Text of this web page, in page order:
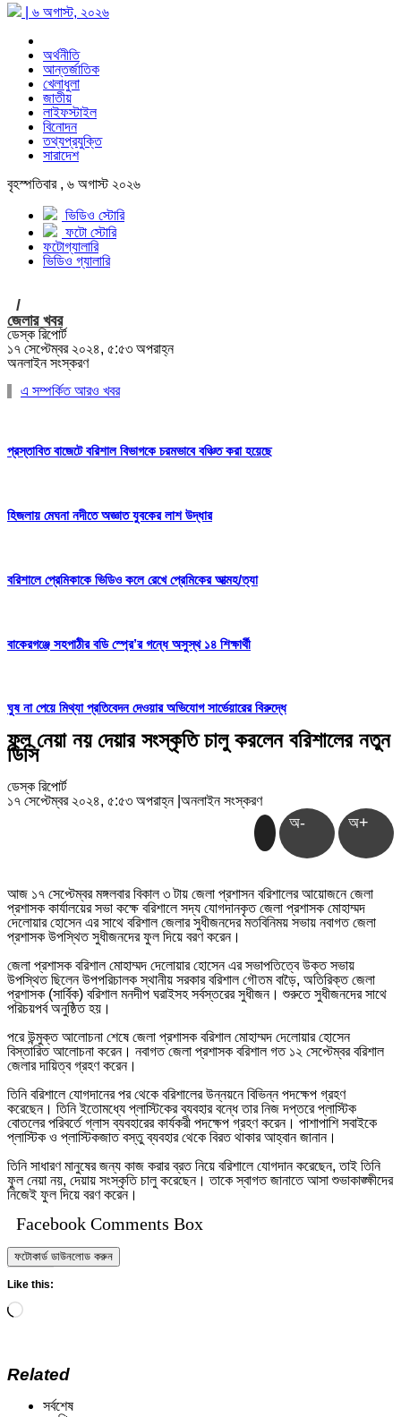
| ৬ অগাস্ট, ২০২৬
অর্থনীতি
আন্তর্জাতিক
খেলাধুলা
জাতীয়
লাইফস্টাইল
বিনোদন
তথ্যপ্রযুক্তি
সারাদেশ
বৃহস্পতিবার , ৬ অগাস্ট ২০২৬
ভিডিও স্টোরি
ফটো স্টোরি
ফটোগ্যালারি
ভিডিও গ্যালারি
/
জেলার খবর
ডেস্ক রিপোর্ট
১৭ সেপ্টেম্বর ২০২৪, ৫:৫৩ অপরাহ্ন
অনলাইন সংস্করণ
এ সম্পর্কিত আরও খবর
প্রস্তাবিত বাজেটে বরিশাল বিভাগকে চরমভাবে বঞ্চিত করা হয়েছে
হিজলায় মেঘনা নদীতে অজ্ঞাত যুবকের লাশ উদ্ধার
বরিশালে প্রেমিকাকে ভিডিও কলে রেখে প্রেমিকের আত্মহ/ত্যা
বাকেরগঞ্জে সহপাঠীর বডি স্প্রে’র গন্ধে অসুস্থ ১৪ শিক্ষার্থী
ঘুষ না পেয়ে মিথ্যা প্রতিবেদন দেওয়ার অভিযোগ সার্ভেয়ারের বিরুদ্ধে
ফুল নেয়া নয় দেয়ার সংস্কৃতি চালু করলেন বরিশালের নতুন
ডিসি
ডেস্ক রিপোর্ট
১৭ সেপ্টেম্বর ২০২৪, ৫:৫৩ অপরাহ্ন অনলাইন সংস্করণ
অ- অ+
আজ ১৭ সেপ্টেম্বর মঙ্গলবার বিকাল ৩ টায় জেলা প্রশাসন বরিশালের আয়োজনে জেলা
প্রশাসক কার্যালয়ের সভা কক্ষে বরিশালে সদ্য যোগদানকৃত জেলা প্রশাসক মোহাম্মদ
দেলোয়ার হোসেন এর সাথে বরিশাল জেলার সুধীজনদের মতবিনিময় সভায় নবাগত জেলা
প্রশাসক উপস্থিত সুধীজনদের ফুল দিয়ে বরণ করেন।
জেলা প্রশাসক বরিশাল মোহাম্মদ দেলোয়ার হোসেন এর সভাপতিত্বে উক্ত সভায়
উপস্থিত ছিলেন উপপরিচালক স্থানীয় সরকার বরিশাল গৌতম বাড়ৈ, অতিরিক্ত জেলা
প্রশাসক (সার্বিক) বরিশাল মনদীপ ঘরাইসহ সর্বস্তরের সুধীজন। শুরুতে সুধীজনদের সাথে
পরিচয়পর্ব অনুষ্ঠিত হয়।
পরে উন্মুক্ত আলোচনা শেষে জেলা প্রশাসক বরিশাল মোহাম্মদ দেলোয়ার হোসেন
বিস্তারিত আলোচনা করেন। নবাগত জেলা প্রশাসক বরিশাল গত ১২ সেপ্টেম্বর বরিশাল
জেলার দায়িত্ব গ্রহণ করেন।
তিনি বরিশালে যোগদানের পর থেকে বরিশালের উন্নয়নে বিভিন্ন পদক্ষেপ গ্রহণ
করেছেন। তিনি ইতোমধ্যে প্লাস্টিকের ব্যবহার বন্ধে তার নিজ দপ্তরে প্লাস্টিক
বোতলের পরিবর্তে গ্লাস ব্যবহারের কার্যকরী পদক্ষেপ গ্রহণ করেন। পাশাপাশি সবাইকে
প্লাস্টিক ও প্লাস্টিকজাত বস্তু ব্যবহার থেকে বিরত থাকার আহ্বান জানান।
তিনি সাধারণ মানুষের জন্য কাজ করার ব্রত নিয়ে বরিশালে যোগদান করেছেন, তাই তিনি
ফুল নেয়া নয়, দেয়ায় সংস্কৃতি চালু করেছেন। তাকে স্বাগত জানাতে আসা শুভাকাঙ্ক্ষীদের
নিজেই ফুল দিয়ে বরণ করেন।
Facebook Comments Box
ফটোকার্ড ডাউনলোড করুন
Like this:
Loading…
Related
সর্বশেষ